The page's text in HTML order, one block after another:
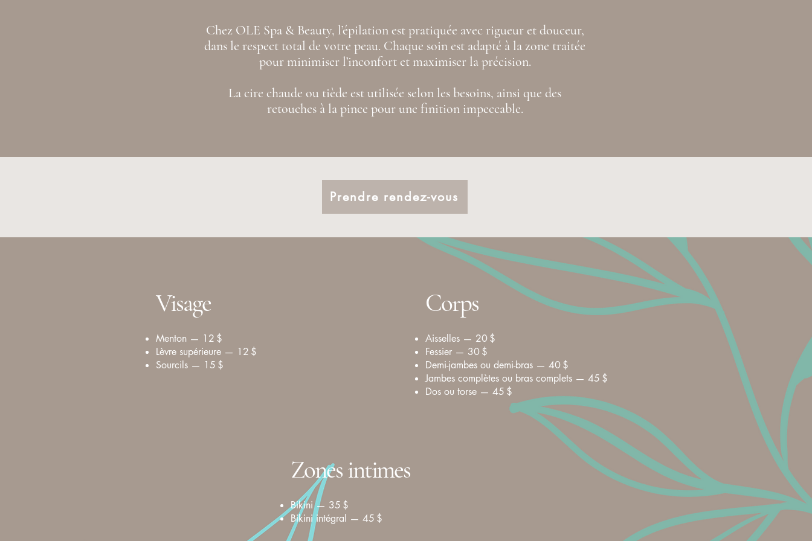
Chez OLE Spa & Beauty, l’épilation est pratiquée avec rigueur et douceur,
dans le respect total de votre peau. Chaque soin est adapté à la zone traitée
pour minimiser l’inconfort et maximiser la précision.
La cire chaude ou tiède est utilisée selon les besoins, ainsi que des
retouches à la pince pour une finition impeccable.
Prendre rendez-vous
Visage
Menton — 12 $
Lèvre supérieure — 12 $
Sourcils — 15 $
Corps
Aisselles — 20 $
Fessier — 30 $
Demi-jambes ou demi-bras — 40 $
Jambes complètes ou bras complets — 45 $
Dos ou torse — 45 $
Zones intimes
Bikini — 35 $
Bikini intégral — 45 $